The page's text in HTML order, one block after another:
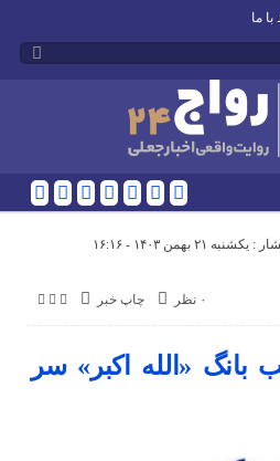
با ما
۲۱ بهمن ۱۴۰۳ - ۱۶:۱۶
چاپ خبر ۰ نظر
بانگ «الله اکبر» سر